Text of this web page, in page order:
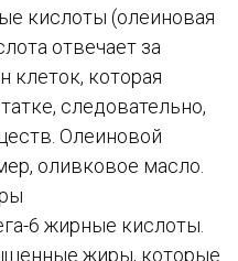
кислоты (олеиновая
отвечает за
клеток, которая
следовательно,
Олеиновой
оливковое масло.
6 жирные кислоты.
жиры, которые